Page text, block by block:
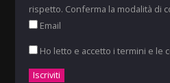
rispetto. Conferma la modalità di
Email
Ho letto e accetto i termini e le